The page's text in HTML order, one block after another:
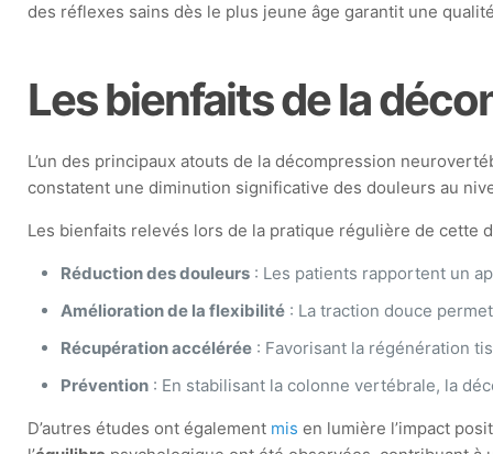
des réflexes sains dès le plus jeune âge garantit une
Les bienfaits de la
L’un des principaux atouts de la décompression
constatent une diminution significative des douleurs au
Les bienfaits relevés lors de la pratique régulière de cette
Réduction des douleurs : Les patients rapportent un
Amélioration de la flexibilité : La traction douce
Récupération accélérée : Favorisant la régénération
Prévention : En stabilisant la colonne vertébrale, la
D’autres études ont également mis en lumière l’impact